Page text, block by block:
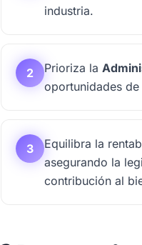
industria.
2 Prioriza la
oportunidades
3 Equilibra la
asegurando la
contribución al